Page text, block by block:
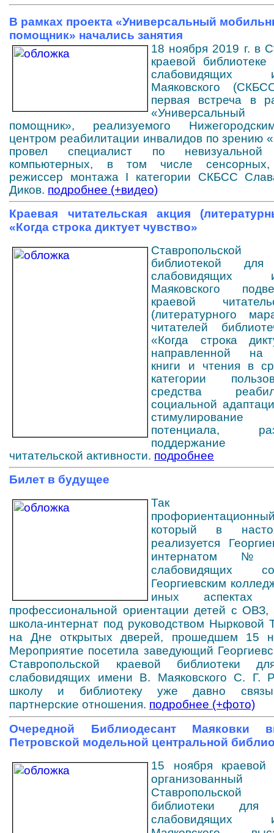
В рамках проекта «Универсальный
помощник» начались занятия
18 ноября 2019 г. в
краевой
Маяковского
первая встреча в
помощник», реализуемого
центром реабилитации инвалидов по зрению
провел специалист по
компьютерных, в том числе сенсорных,
режиссер монтажа I категории СКБСС
Диков. подробнее (+видео)
Краевая читательская акция
«Когда строка диктует чувство»
библиотекой
Маяковского
краевой
(литературного
читателей
«Когда строка
направленной на
книги и чтения в
категории
средства
социальной
стимулирование
потенциала,
поддержание
читательской активности. подробнее
Билет в будущее
Так
который в
реализуется
интернатом
слабовидящих
Георгиевским
иных
профессиональной ориентации детей с ОВЗ,
школа-интернат под руководством Нырковой
на Дне открытых дверей, прошедшем 15
Мероприятие посетила заведующий
Ставропольской краевой библиотеки
слабовидящих имени В. Маяковского С. Г.
школу и библиотеку уже давно
партнерские отношения. подробнее (+фото)
Очередной Библиодесант Маяковки
Петровской модельной центральной
15 ноября краевой
организованный
библиотеки